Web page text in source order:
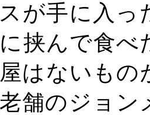
が手に入
挟んで食
はないも
舗のジョ